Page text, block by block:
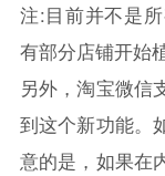
注:目前并不是
有部分店铺开始
另外，淘宝微信
到这个新功能。
意的是，如果在